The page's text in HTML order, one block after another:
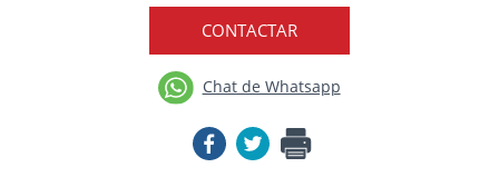
CONTACTAR
Chat de Whatsapp